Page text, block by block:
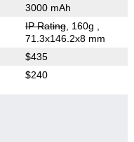
3000 mAh
IP Rating, 160g
71.3x146.2x8 mm
$435
$240